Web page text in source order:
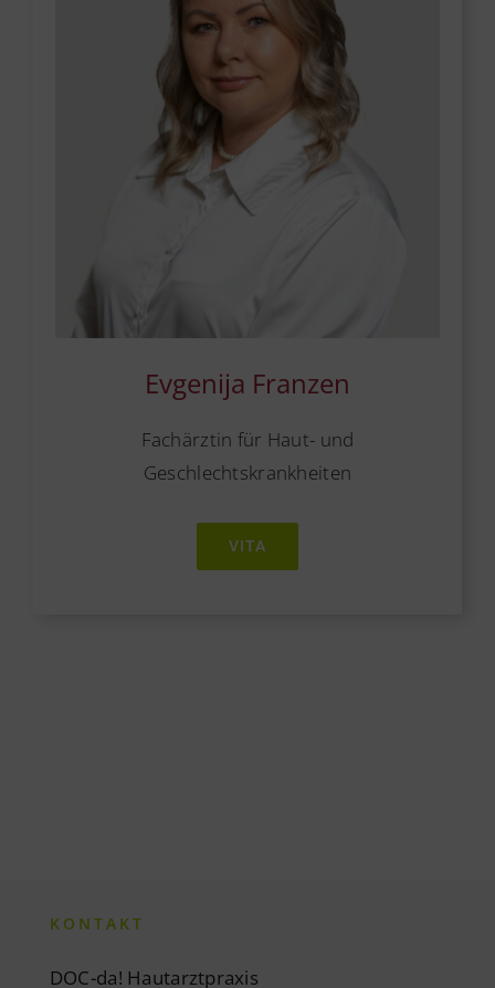
Evgenija Franzen
Fachärztin für Haut- und
Geschlechtskrankheiten
VITA
KONTAKT
DOC-da! Hautarztpraxis